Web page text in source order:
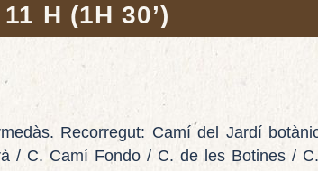
H (1H 30’)
Recorregut: Camí del Jardí
/ C. Camí Fondo / C. de les Botines /